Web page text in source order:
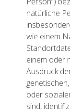
natürliche
wie einem
einem oder
Ausdruck
oder
sind,